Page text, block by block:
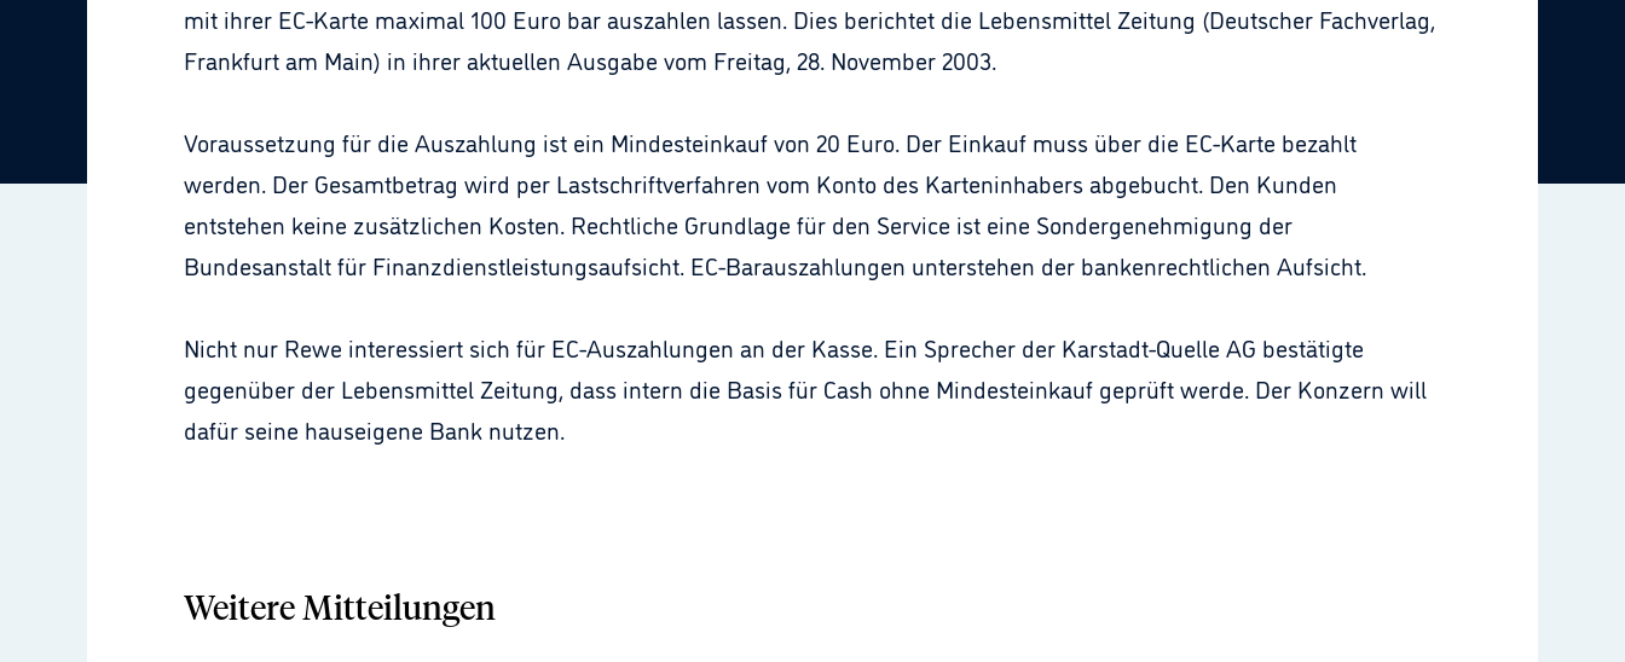
mit ihrer EC-Karte maximal 100 Euro bar auszahlen lassen. Dies berichtet die Lebensmittel Zeitung (Deutscher Fachverlag,
Frankfurt am Main) in ihrer aktuellen Ausgabe vom Freitag, 28. November 2003.
Voraussetzung für die Auszahlung ist ein Mindesteinkauf von 20 Euro. Der Einkauf muss über die EC-Karte bezahlt
werden. Der Gesamtbetrag wird per Lastschriftverfahren vom Konto des Karteninhabers abgebucht. Den Kunden
entstehen keine zusätzlichen Kosten. Rechtliche Grundlage für den Service ist eine Sondergenehmigung der
Bundesanstalt für Finanzdienstleistungsaufsicht. EC-Barauszahlungen unterstehen der bankenrechtlichen Aufsicht.
Nicht nur Rewe interessiert sich für EC-Auszahlungen an der Kasse. Ein Sprecher der Karstadt-Quelle AG bestätigte
gegenüber der Lebensmittel Zeitung, dass intern die Basis für Cash ohne Mindesteinkauf geprüft werde. Der Konzern will
dafür seine hauseigene Bank nutzen.
Weitere Mitteilungen